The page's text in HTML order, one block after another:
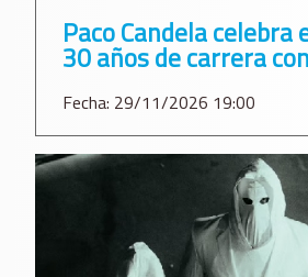
Paco Candela celebra
30 años de carrera
Fecha: 29/11/2026 19:00